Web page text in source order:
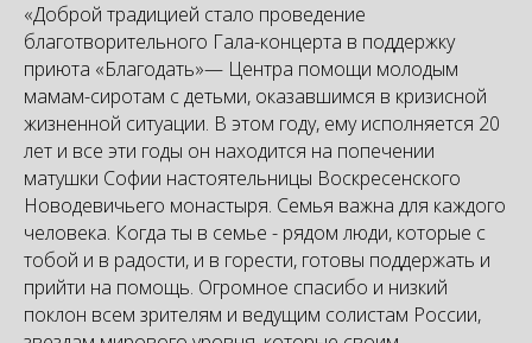
«Доброй традицией стало проведение
благотворительного Гала-концерта в поддержку
приюта «Благодать»— Центра помощи молодым
мамам-сиротам с детьми, оказавшимся в кризисной
жизненной ситуации. В этом году, ему исполняется 20
лет и все эти годы он находится на попечении
матушки Софии настоятельницы Воскресенского
Новодевичьего монастыря. Семья важна для каждого
человека. Когда ты в семье - рядом люди, которые с
тобой и в радости, и в горести, готовы поддержать и
прийти на помощь. Огромное спасибо и низкий
поклон всем зрителям и ведущим солистам России,